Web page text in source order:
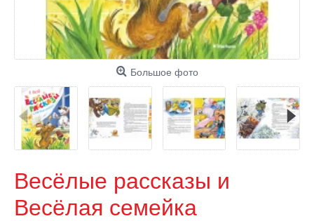
Большое фото
Весёлые рассказы и
Весёлая семейка